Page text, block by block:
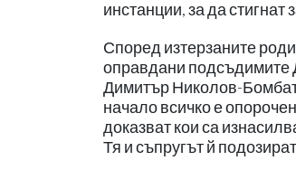
инстанции, за да
Според изтерзаните
оправдани
Димитър Николов-
начало всичко е
доказват кои са
Тя и съпругът й